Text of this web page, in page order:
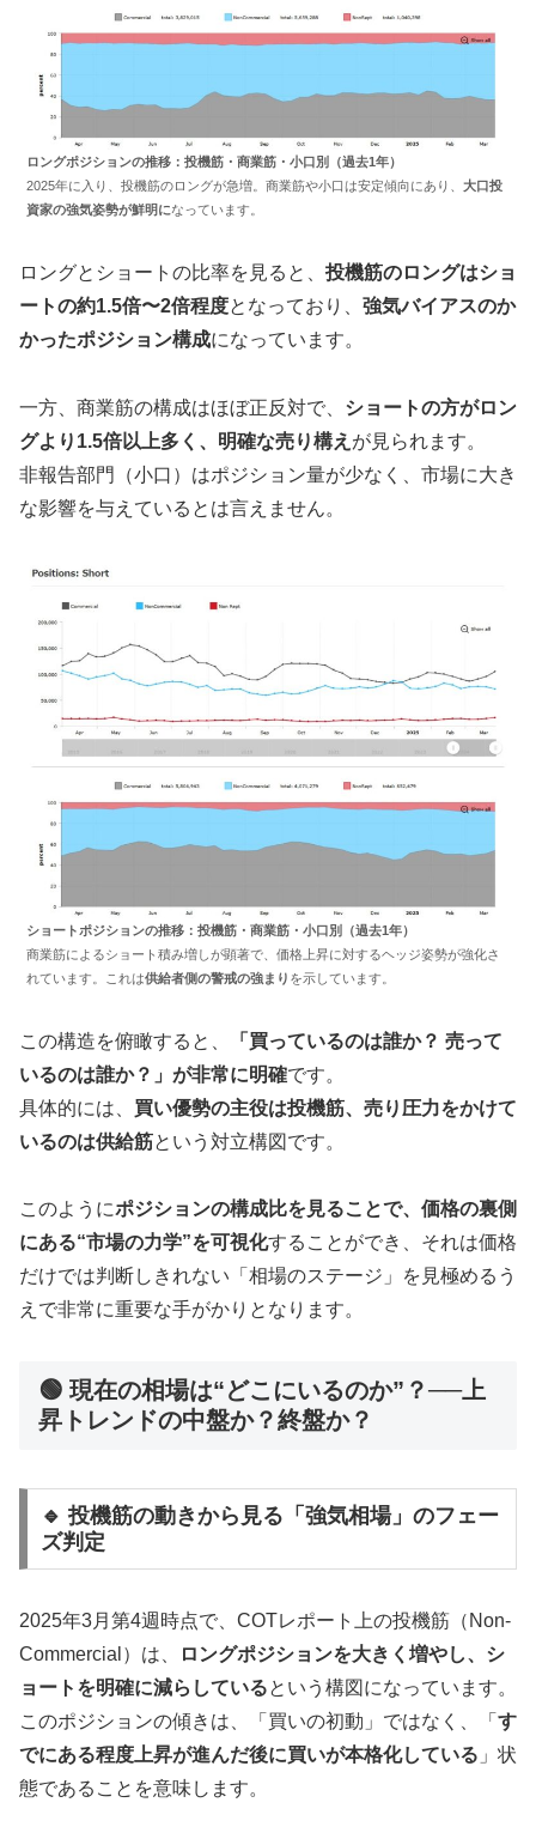
ロングポジションの推移：投機筋・商業筋・小口別（過去1年）
2025年に入り、投機筋のロングが急増。商業筋や小口は安定傾向にあり、 大口投
資家の強気姿勢が鮮明になっています。
ロングとショートの比率を見ると、 投機筋のロングはショ
ートの約1.5倍〜2倍程度となっており、 強気バイアスのか
かったポジション構成になっています。
一方、商業筋の構成はほぼ正反対で、 ショートの方がロン
グより1.5倍以上多く、明確な売り構え が見られます。
非報告部門（小口）はポジション量が少なく、市場に大き
な影響を与えているとは言えません。
ショートポジションの推移：投機筋・商業筋・小口別（過去1年）
商業筋によるショート積み増しが顕著で、価格上昇に対するヘッジ姿勢が強化さ
れています。これは供給者側の警戒の強まり を示しています。
この構造を俯瞰すると、
「買っているのは誰か？ 売って
いるのは誰か？」が非常に明確です。
具体的には、 買い優勢の主役は投機筋、売り圧力をかけて
いるのは供給筋という対立構図です。
このようにポジションの構成比を見ることで、価格の裏側
にある“市場の力学”を可視化することができ、それは価格
だけでは判断しきれない「相場のステージ」を見極めるう
えで非常に重要な手がかりとなります。
🟢 現在の相場は“どこにいるのか”？──上
昇トレンドの中盤か？終盤か？
🔹 投機筋の動きから見る「強気相場」のフェー
ズ判定
2025年3月第4週時点で、COTレポート上の投機筋（Non-
Commercial）は、
ロングポジションを大きく増やし、シ
ョートを明確に減らしているという構図になっています。
このポジションの傾きは、「買いの初動」ではなく、「 す
でにある程度上昇が進んだ後に買いが本格化している 」状
態であることを意味します。